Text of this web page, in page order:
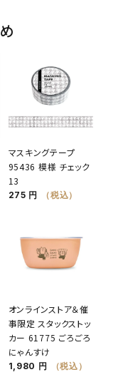
マスキングテープ
95436 模様 チェック
13
275 円 （税込）
オンラインストア＆催
事限定 スタックストッ
カー 61775 ごろごろ
にゃんすけ
1,980 円 （税込）